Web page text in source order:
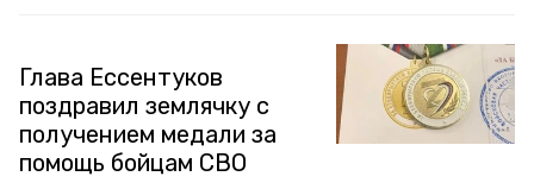
Глава Ессентуков
поздравил землячку с
получением медали за
помощь бойцам СВО